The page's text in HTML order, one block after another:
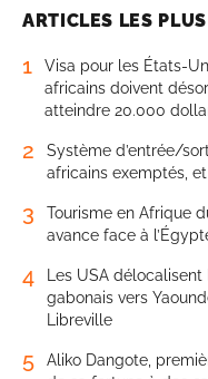
ARTICLES LES
1
Visa pour les États-
africains doivent
atteindre 20.000
2
Système d’entrée/
africains exemptés,
3
Tourisme en Afrique
avance face à
4
Les USA
gabonais vers
Libreville
5
Aliko Dangote,